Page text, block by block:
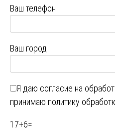
Ваш телефон
Ваш город
Я даю согласие на
принимаю политику
17+6=